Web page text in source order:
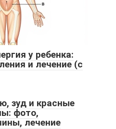
у ребенка:
и лечение (с
зуд и красные
фото,
лечение